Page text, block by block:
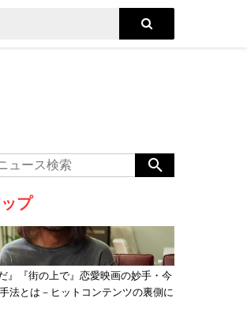
プ
』『街の上で』恋愛映画の妙手・今
法とは－ヒットコンテンツの裏側に